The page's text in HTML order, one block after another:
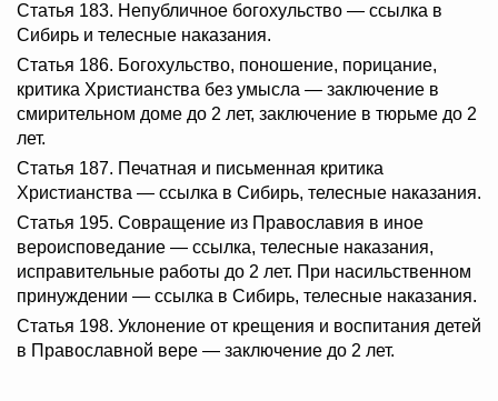
Статья 183. Непубличное богохульство — ссылка в
Сибирь и телесные наказания.
Статья 186. Богохульство, поношение, порицание,
критика Христианства без умысла — заключение в
смирительном доме до 2 лет, заключение в тюрьме до 2
лет.
Статья 187. Печатная и письменная критика
Христианства — ссылка в Сибирь, телесные наказания.
Статья 195. Совращение из Православия в иное
вероисповедание — ссылка, телесные наказания,
исправительные работы до 2 лет. При насильственном
принуждении — ссылка в Сибирь, телесные наказания.
Статья 198. Уклонение от крещения и воспитания детей
в Православной вере — заключение до 2 лет.